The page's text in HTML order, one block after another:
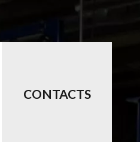
CONTACTS